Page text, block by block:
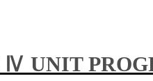
Ⅳ UNIT